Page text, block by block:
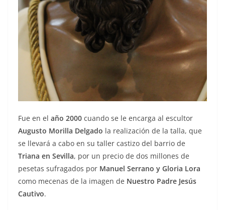
Fue en el año 2000 cuando se le encarga al escultor
Augusto Morilla Delgado la realización de la talla, que
se llevará a cabo en su taller castizo del barrio de
Triana en Sevilla, por un precio de dos millones de
pesetas sufragados por Manuel Serrano y Gloria Lora
como mecenas de la imagen de Nuestro Padre Jesús
Cautivo.